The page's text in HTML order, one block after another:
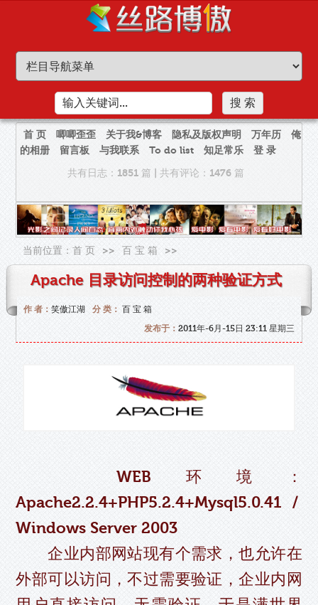
首 页 唧唧歪歪 关于我&博客 隐私及版权声明 万年历
俺
的相册
留言板 与我联系 To do list 知足常乐
登 录
共有日志：1851 篇
共有评论：1476 篇
当前位置：首 页 >> 百 宝 箱 >>
Apache 目录访问控制的两种验证方式
作 者：笑傲江湖 分 类： 百 宝 箱
发布于： 2011年-6月-15日 23:11 星期三
WEB环境：
Apache2.2.4+PHP5.2.4+Mysql5.0.41 /
Windows Server 2003
企业内部网站现有个需求，也允许在
外部可以访问，不过需要验证，企业内网